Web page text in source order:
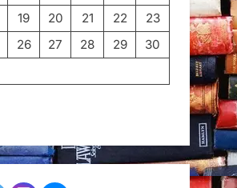
19 20 21 22
23
26 27 28 29
30